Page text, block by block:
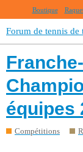
Boutique
Forum de tennis de
équipes
Compétitions